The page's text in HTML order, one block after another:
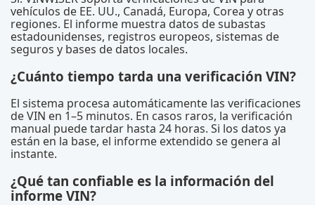
vehículos de EE. UU., Canadá, Europa, Corea y otras
regiones. El informe muestra datos de subastas
estadounidenses, registros europeos, sistemas de
seguros y bases de datos locales.
¿Cuánto tiempo tarda una verificación VIN?
El sistema procesa automáticamente las verificaciones
de VIN en 1–5 minutos. En casos raros, la verificación
manual puede tardar hasta 24 horas. Si los datos ya
están en la base, el informe extendido se genera al
instante.
¿Qué tan confiable es la información del
informe VIN?